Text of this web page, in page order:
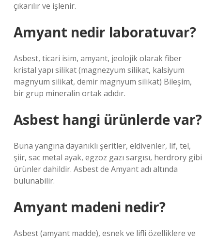
çıkarılır ve işlenir.
Amyant nedir laboratuvar?
Asbest, ticari isim, amyant, jeolojik olarak fiber
kristal yapı silikat (magnezyum silikat, kalsiyum
magnyum silikat, demir magnyum silikat) Bileşim,
bir grup mineralin ortak adıdır.
Asbest hangi ürünlerde var?
Buna yangına dayanıklı şeritler, eldivenler, lif, tel,
şiir, sac metal ayak, egzoz gazı sargısı, herdrory gibi
ürünler dahildir. Asbest de Amyant adı altında
bulunabilir.
Amyant madeni nedir?
Asbest (amyant madde), esnek ve lifli özelliklere ve